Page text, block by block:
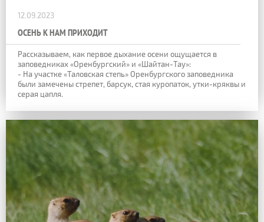
12.09.2023
ОСЕНЬ К НАМ ПРИХОДИТ
Рассказываем, как первое дыхание осени ощущается в
заповедниках «Оренбургский» и «Шайтан-Тау»:
- На участке «Таловская степь» Оренбургского заповедника
были замечены стрепет, барсук, стая куропаток, утки-кряквы и
серая цапля.